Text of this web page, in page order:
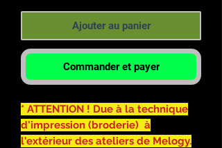
Ajouter au panier
Commander et payer
* ATTENTION ! Due à la technique
d'impression (broderie) à
l'extérieur des ateliers de Melogy.